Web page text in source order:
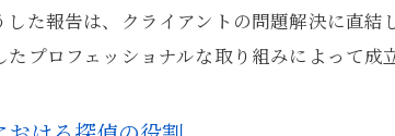
探偵視点で
した報告は、クライアントの問題解決に直
プロフェッショナルな取り組みによって成